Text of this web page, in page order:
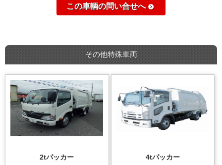
この車輌の問い合せへ
その他特殊車両
2tパッカー 4tパッカー